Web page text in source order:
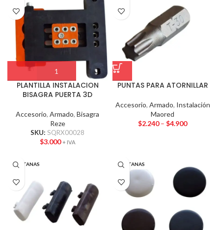
PLANTILLA INSTALACION
BISAGRA PUERTA 3D
Accesorio, Armado, Bisagra
Reze
SKU: SQRX00028
$3.000 + IVA
PUNTAS PARA ATORNILLAR
Accesorio, Armado, Instalación
Maored
$2.240– $4.900
VENTANAS VENTANAS